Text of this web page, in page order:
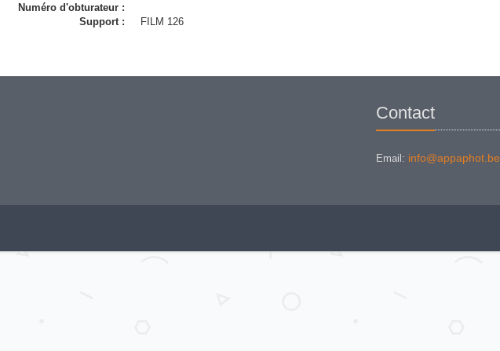
Numéro d'obturateur :
Support :
FILM 126
Contact
Email: info@appaphot.be